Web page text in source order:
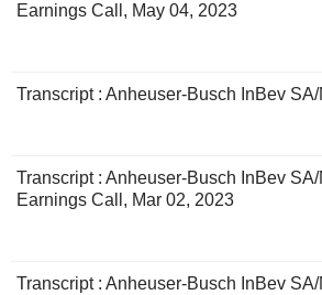
Earnings Call, May 04, 2023
Transcript : Anheuser-Busch InBev SA/
Transcript : Anheuser-Busch InBev
Earnings Call, Mar 02, 2023
Transcript : Anheuser-Busch InBev